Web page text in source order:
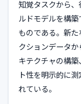
知覚タスクから
ルドモデルを構
ものである。新
クションデータ
キテクチャの構
ト性を明示的に
れている。